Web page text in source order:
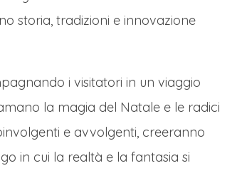
storia, tradizioni e innovazione
i visitatori in un viaggio
la magia del Natale e le radici
e avvolgenti, creeranno
in cui la realtà e la fantasia si